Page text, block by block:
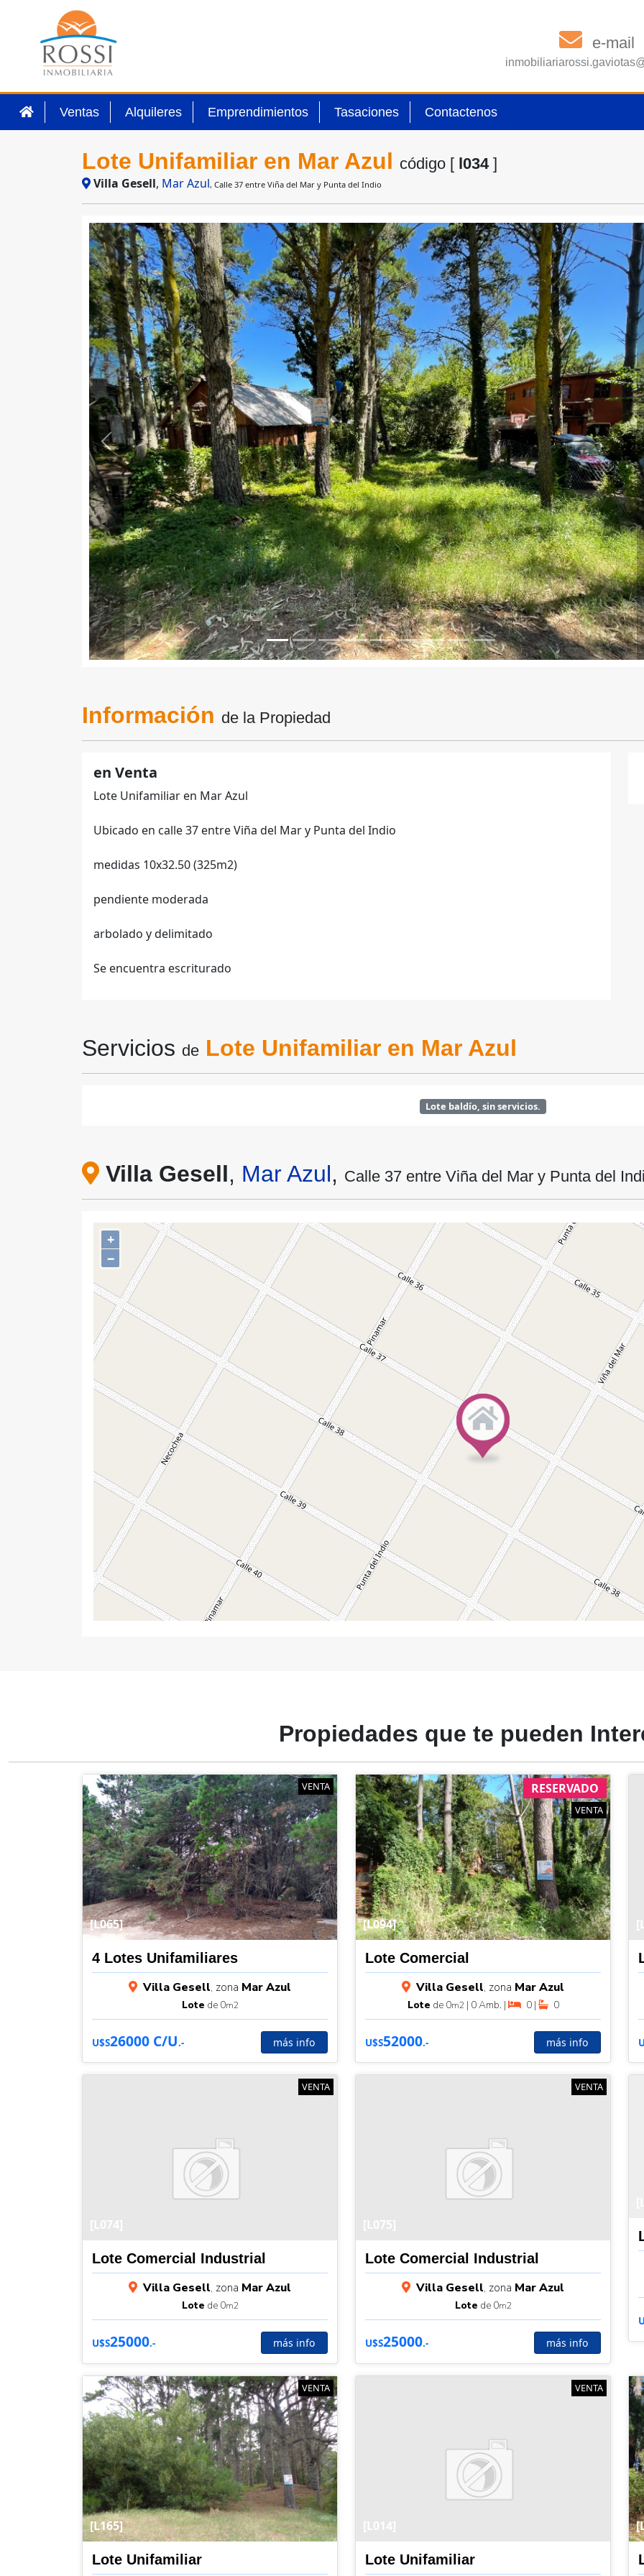
e-mail
Ventas Alquileres Emprendimientos Tasaciones Contactenos
Lote Unifamiliar en Mar Azul código [ l034]
Villa Gesell, Mar Azul, Calle 37 entre Viña del Mar y Punta del Indio
Previous
Información de la Propiedad
en Venta
Lote Unifamiliar en Mar Azul
Ubicado en calle 37 entre Viña del Mar y Punta del Indio
medidas 10x32.50 (325m2)
pendiente moderada
arbolado y delimitado
Se encuentra escriturado
Servicios de Lote Unifamiliar en Mar Azul
Lote baldío, sin servicios.
Villa Gesell, Mar Azul, Calle 37 entre Viña del Mar y Punta del
+
−
Propiedades que te pueden
[L065]
VENTA
4 Lotes Unifamiliares
Villa Gesell, zona Mar Azul
Lote de 0m2
U$S26000 C/U.- más info
[L094]
RESERVADO
VENTA
Lote Comercial
Villa Gesell, zona Mar Azul
Lote de 0m2 | 0 Amb. | 0 | 0
U$S52000.- más info
VENTA
Lote Comercial Industrial
Villa Gesell, zona Mar Azul
Lote de 0m2
U$S25000.- más info
VENTA
Lote Comercial Industrial
Villa Gesell, zona Mar Azul
Lote de 0m2
U$S25000.- más info
[L165]
VENTA
Lote Unifamiliar
VENTA
Lote Unifamiliar